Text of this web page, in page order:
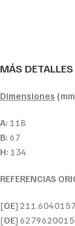
MÁS
Dimensiones
A: 118
B: 67
H: 134
REFERENCIAS
[OE]
[OE]